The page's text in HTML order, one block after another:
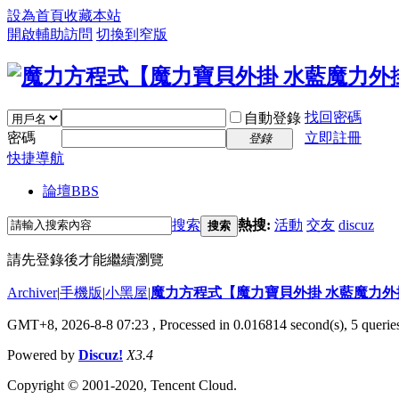
設為首頁收藏本站
開啟輔助訪問 切換到窄版
自動登錄 找回密碼
密碼
登錄
立即註冊
快捷導航
論壇BBS
搜索 搜索 熱搜: 活動 交友 discuz
請先登錄後才能繼續瀏覽
Archiver|手機版|小黑屋|魔力方程式【魔力寶貝外掛 水藍魔力
GMT+8, 2026-8-8 07:23 , Processed in 0.016814 second(s), 5
Powered by Discuz! X3.4
Copyright © 2001-2020, Tencent Cloud.